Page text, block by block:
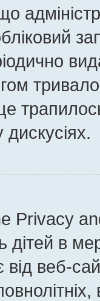
дискусіях.
Privacy
дітей в
веб-